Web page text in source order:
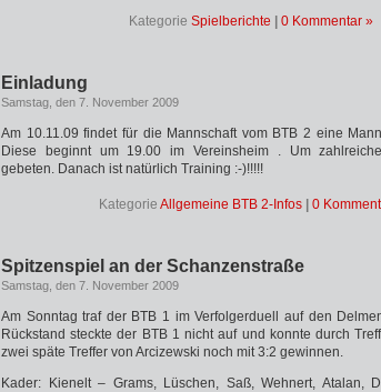
Kategorie Spielberichte 0 Kommentar »
Einladung
Samstag, den 7. November 2009
Am 10.11.09 findet für die Mannschaft vom BTB 2 eine
Diese beginnt um 19.00 im Vereinsheim . Um
gebeten. Danach ist natürlich Training :-)!!!!!
Kategorie Allgemeine BTB 2-Infos 0
Spitzenspiel an der Schanzenstraße
Samstag, den 7. November 2009
Am Sonntag traf der BTB 1 im Verfolgerduell auf den
Rückstand steckte der BTB 1 nicht auf und konnte durch
zwei späte Treffer von Arcizewski noch mit 3:2 gewinnen.
Kader: Kienelt – Grams, Lüschen, Saß, Wehnert, Atalan,